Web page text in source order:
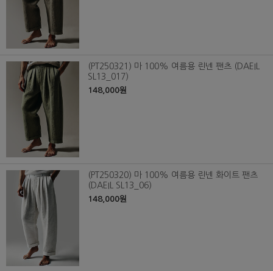
(PT250321) 마 100% 여름용 린넨 팬츠 (DAEIL
SL13_017)
148,000원
(PT250320) 마 100% 여름용 린넨 화이트 팬츠
(DAEIL SL13_06)
148,000원